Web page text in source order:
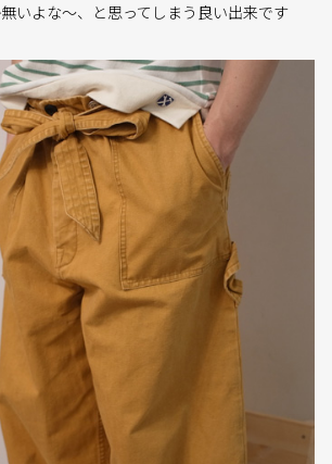
いよな〜、と思ってしまう良い出来です